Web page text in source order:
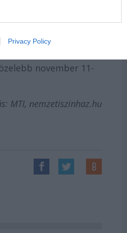
Privacy Policy
volt, tele vagyunk
Vidnyánszky
november 11-
MTI, nemzetiszinhaz.hu